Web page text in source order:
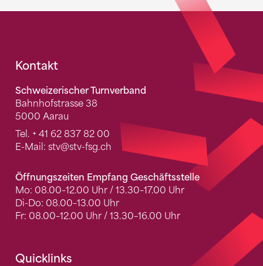
Fusszeile
Kontakt
Schweizerischer Turnverband
Bahnhofstrasse 38
5000 Aarau
Tel. + 41 62 837 82 00
E-Mail: stv@stv-fsg.ch
Öffnungszeiten Empfang Geschäftsstelle
Mo: 08.00–12.00 Uhr / 13.30–17.00 Uhr
Di-Do: 08.00–13.00 Uhr
Fr: 08.00–12.00 Uhr / 13.30–16.00 Uhr
Quicklinks